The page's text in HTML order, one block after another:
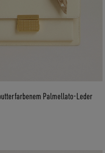
Palmellato-Leder